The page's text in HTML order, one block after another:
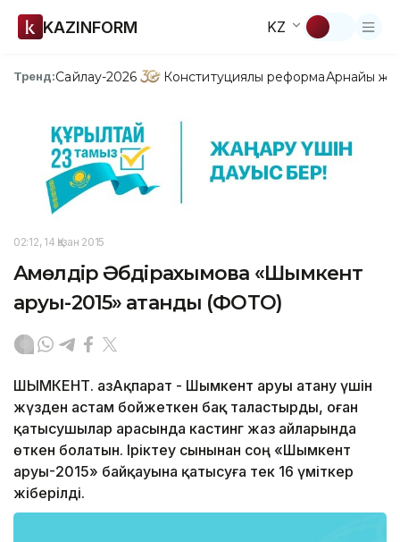
KAZINFORM KZ
Тренд:Сайлау-2026 Конституциялық реформаАрнайы
02:12, 14 Қазан 2015
Ақмөлдір Әбдірахымова «Шымкент
аруы-2015» атанды (ФОТО)
ШЫМКЕНТ. ҚазАқпарат - Шымкент аруы атану үшін
жүзден астам бойжеткен бақ таластырды, оған
қатысушылар арасында кастинг жаз айларында
өткен болатын. Іріктеу сынынан соң «Шымкент
аруы-2015» байқауына қатысуға тек 16 үміткер
жіберілді.